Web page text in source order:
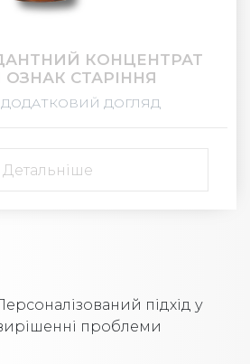
КОНЦЕНТРАТ
СТАРІННЯ
ДОДАТКОВИЙ ДОГЛЯД
Детальніше
підхід у
проблеми